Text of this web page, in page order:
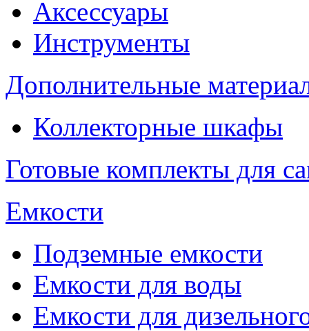
Аксессуары
Инструменты
Дополнительные
Коллекторные шкафы
Готовые комплекты для
Емкости
Подземные емкости
Емкости для воды
Емкости для